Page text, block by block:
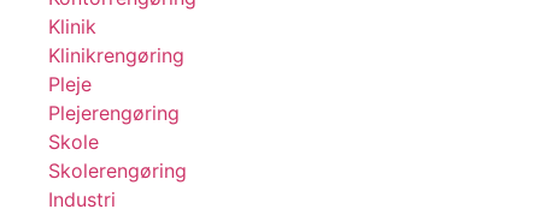
Klinik
Klinikrengøring
Pleje
Plejerengøring
Skole
Skolerengøring
Industri